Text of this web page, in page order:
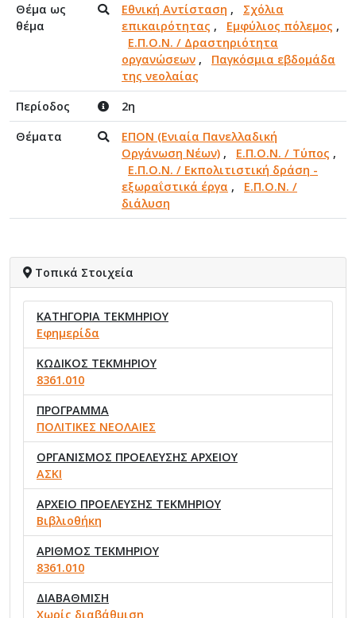
Θέμα ως
θέμα
Εθνική Αντίσταση , Σχόλια
επικαιρότητας , Εμφύλιος πόλεμος ,
Ε.Π.Ο.Ν. / Δραστηριότητα
οργανώσεων , Παγκόσμια εβδομάδα
της νεολαίας
Περίοδος
2η
Θέματα
ΕΠΟΝ (Ενιαία Πανελλαδική
Οργάνωση Νέων) , Ε.Π.Ο.Ν. / Τύπος ,
Ε.Π.Ο.Ν. / Εκπολιτιστική δράση -
εξωραΐστικά έργα , Ε.Π.Ο.Ν. /
διάλυση
Τοπικά Στοιχεία
ΚΑΤΗΓΟΡΙΑ ΤΕΚΜΗΡΙΟΥ
Εφημερίδα
ΚΩΔΙΚΟΣ ΤΕΚΜΗΡΙΟΥ
8361.010
ΠΡΟΓΡΑΜΜΑ
ΠΟΛΙΤΙΚΕΣ ΝΕΟΛΑΙΕΣ
ΟΡΓΑΝΙΣΜΟΣ ΠΡΟΕΛΕΥΣΗΣ ΑΡΧΕΙΟΥ
ΑΣΚΙ
ΑΡΧΕΙΟ ΠΡΟΕΛΕΥΣΗΣ ΤΕΚΜΗΡΙΟΥ
Βιβλιοθήκη
ΑΡΙΘΜΟΣ ΤΕΚΜΗΡΙΟΥ
8361.010
ΔΙΑΒΑΘΜΙΣΗ
Χωρίς διαβάθμιση